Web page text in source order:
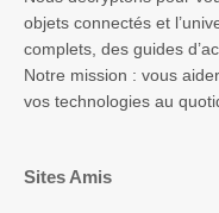
objets connectés et
complets, des guides
Notre mission : vous
vos technologies au
Sites Amis